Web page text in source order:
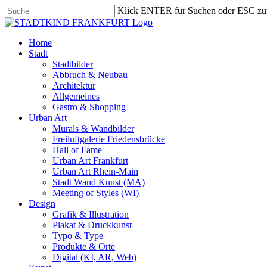
Skip
to
content
Klick ENTER für Suchen oder ESC
Close
search
Menu
Home
Stadt
Stadtbilder
Abbruch & Neubau
Architektur
Allgemeines
Gastro & Shopping
Urban Art
Murals & Wandbilder
Freiluftgalerie Friedensbrücke
Hall of Fame
Urban Art Frankfurt
Urban Art Rhein-Main
Stadt Wand Kunst (MA)
Meeting of Styles (WI)
Design
Grafik & Illustration
Plakat & Druckkunst
Typo & Type
Produkte & Orte
Digital (KI, AR, Web)